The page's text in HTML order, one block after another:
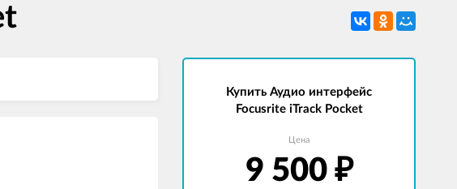
Купить Аудио интерфейс
Focusrite iTrack Pocket
Цена
9 500 ₽